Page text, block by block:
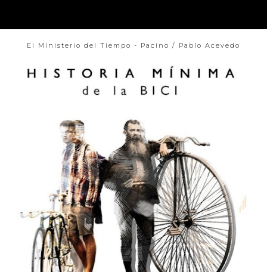
El Ministerio del Tiempo - Pacino / Pablo Acevedo